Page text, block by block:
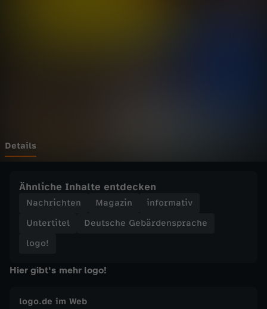
o
m
M
i
t
Details
Ähnliche Inhalte entdecken
Nachrichten Magazin
informativ
Untertitel
Deutsche Gebärdensprache
logo!
Hier gibt's mehr logo!
logo.de im Web